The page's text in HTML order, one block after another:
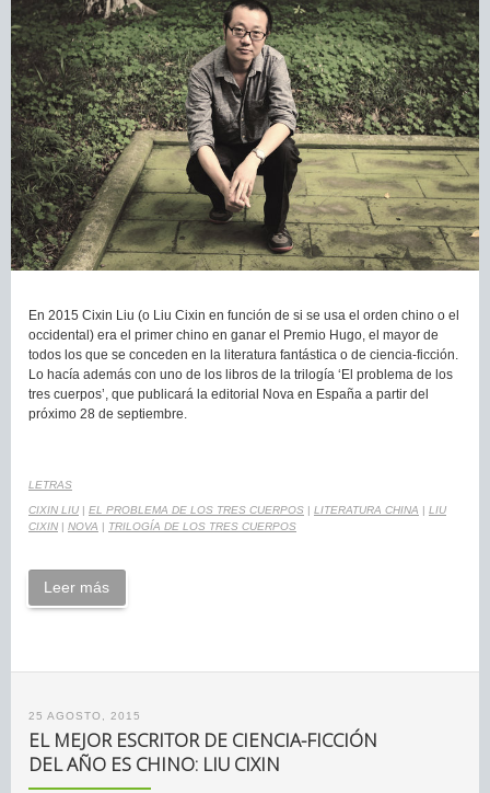
En 2015 Cixin Liu (o Liu Cixin en función de si se usa el orden chino o el
occidental) era el primer chino en ganar el Premio Hugo, el mayor de
todos los que se conceden en la literatura fantástica o de ciencia-ficción.
Lo hacía además con uno de los libros de la trilogía ‘El problema de los
tres cuerpos’, que publicará la editorial Nova en España a partir del
próximo 28 de septiembre.
LETRAS
CIXIN LIU | EL PROBLEMA DE LOS TRES CUERPOS | LITERATURA CHINA | LIU
CIXIN | NOVA | TRILOGÍA DE LOS TRES CUERPOS
Leer más
25 AGOSTO, 2015
EL MEJOR ESCRITOR DE CIENCIA-FICCIÓN
DEL AÑO ES CHINO: LIU CIXIN